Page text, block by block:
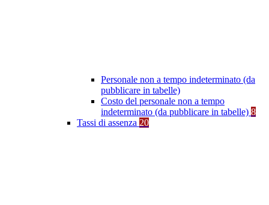
Personale non a tempo indeterminato (da
pubblicare in tabelle)
Costo del personale non a tempo
indeterminato (da pubblicare in tabelle) 8
Tassi di assenza 20